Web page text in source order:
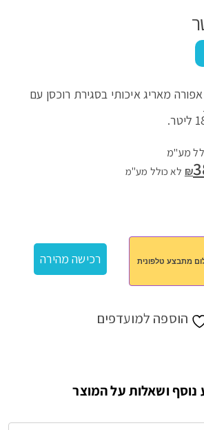
מאריג איכותי בסגירת רוכסן עם
מע"מ
₪ המחיר
הנוכחי
לא כולל מע"מ
רכישה מהירה
הוספה למועדפים
נוסף ושאלות על המוצר